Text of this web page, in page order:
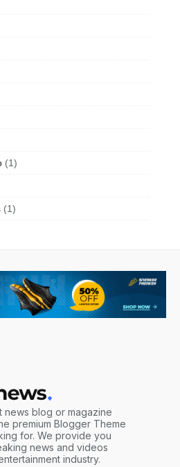
(1)
(1)
news blog or magazine
premium Blogger Theme
for. We provide you
news and videos
industry.